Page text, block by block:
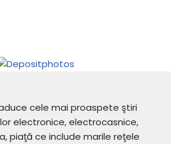
cele mai proaspete ştiri
electronice, electrocasnice,
piaţă ce include marile reţele